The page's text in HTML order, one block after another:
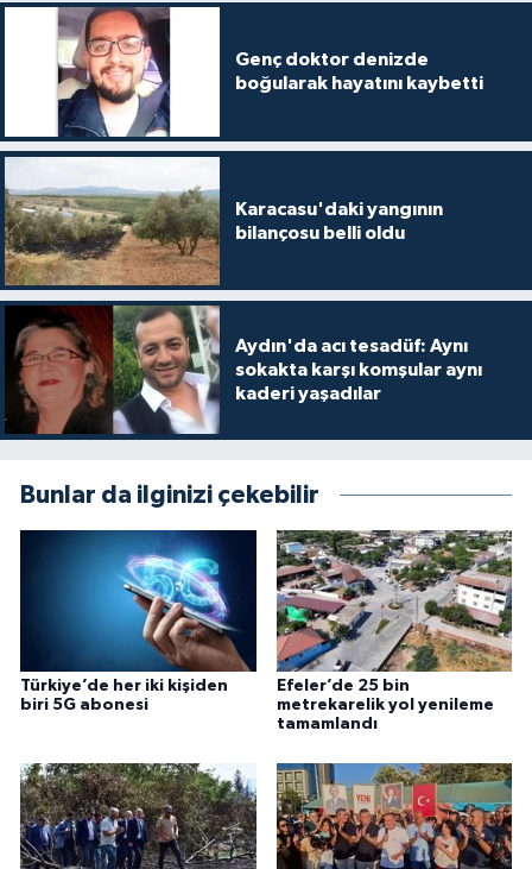
Genç doktor denizde
boğularak hayatını kaybetti
Karacasu'daki yangının
bilançosu belli oldu
Aydın'da acı tesadüf: Aynı
sokakta karşı komşular aynı
kaderi yaşadılar
Bunlar da ilginizi çekebilir
Türkiye’de her iki kişiden
biri 5G abonesi
Efeler’de 25 bin
metrekarelik yol yenileme
tamamlandı